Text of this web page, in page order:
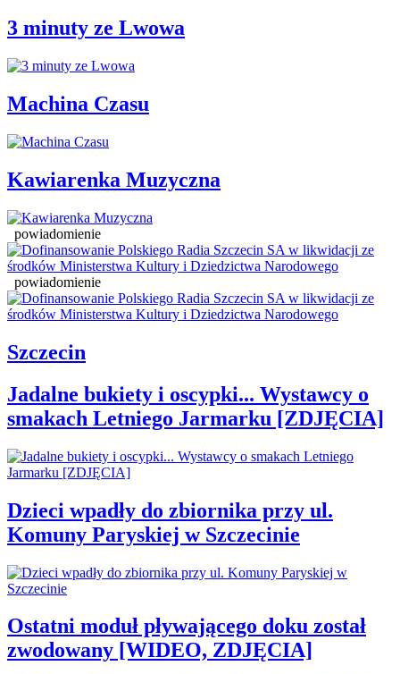
3 minuty ze Lwowa
Machina Czasu
Kawiarenka Muzyczna
powiadomienie
powiadomienie
Szczecin
Jadalne bukiety i oscypki... Wystawcy o
smakach Letniego Jarmarku [ZDJĘCIA]
Dzieci wpadły do zbiornika przy ul.
Komuny Paryskiej w Szczecinie
Ostatni moduł pływającego doku został
zwodowany [WIDEO, ZDJĘCIA]